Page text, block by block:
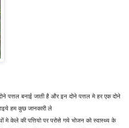
पत्तल बनाई जाती है और इन दोने पत्तल मे हर एक दोने
हम कुछ जानकारी ले
मे केले की पत्तियो पर परोसे गये भोजन को स्वास्थ्य के